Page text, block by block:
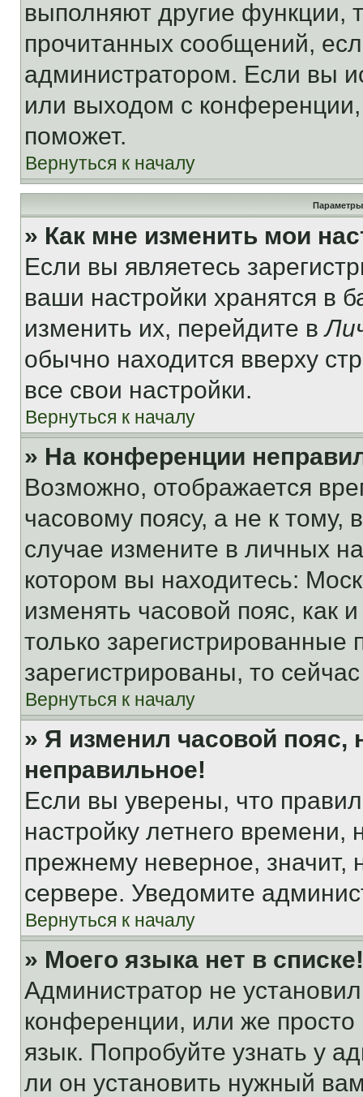
выполняют другие функции,
прочитанных сообщений,
администратором. Если вы
или выходом с
поможет.
Вернуться к началу
Параметры
» Как мне изменить мои
Если вы являетесь
ваши настройки хранятся в
изменить их, перейдите в
обычно находится вверху
все свои настройки.
Вернуться к началу
» На конференции
Возможно, отображается
часовому поясу, а не к тому,
случае измените в личных
котором вы находитесь:
изменять часовой пояс, как
только
зарегистрированы, то
Вернуться к началу
» Я изменил часовой пояс,
неправильное!
Если вы уверены, что
настройку летнего
прежнему неверное, значит,
сервере. Уведомите
Вернуться к началу
» Моего языка нет в списке!
Администратор не
конференции, или же
язык. Попробуйте узнать у
ли он установить нужный